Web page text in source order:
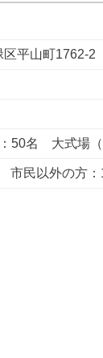
平山町1762-2
50名 大式場
民以外の方：